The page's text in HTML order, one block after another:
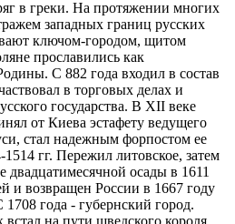
в греки. На протяжении многих
западных границ русских
ключом-городом, щитом
прославились как
С 882 года входил в состав
в торговых делах и
государства. В XII веке
от Киева эстафету ведущего
стал надежным форпостом ее
гг. Пережил литовское, затем
двадцатимесячной осады в 1611
и возвращен России в 1667 году
года - губернский город.
на пути шведского короля